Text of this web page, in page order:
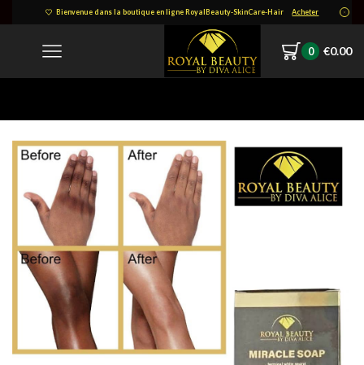
Bienvenue dans la boutique en ligne RoyalBeauty-SkinCare-Hair Acheter
0 €0.00